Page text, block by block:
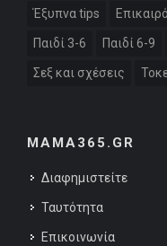
Έξυπνα tips
Παιδί 3-6 Παιδί 6-9
Σεξ και σχέσεις
MAMA365.GR
Διαφημιστείτε
Ταυτότητα
Επικοινωνία